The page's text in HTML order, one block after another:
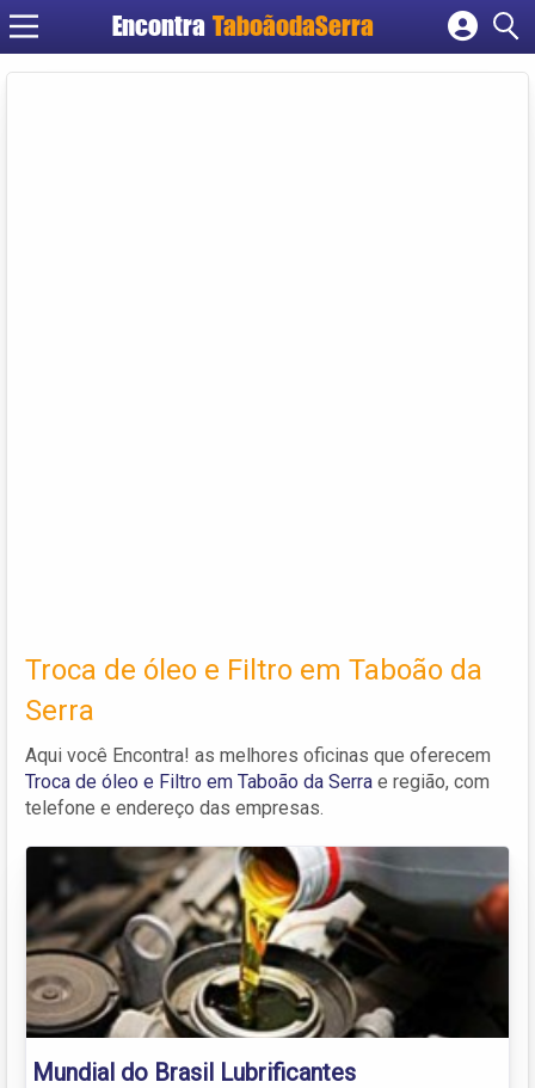
Encontra TaboãodaSerra
Cadastrar empresa
Troca de óleo e Filtro em Taboão da
Serra
Aqui você Encontra! as melhores oficinas que oferecem
Troca de óleo e Filtro em Taboão da Serra e região, com
telefone e endereço das empresas.
Mundial do Brasil Lubrificantes